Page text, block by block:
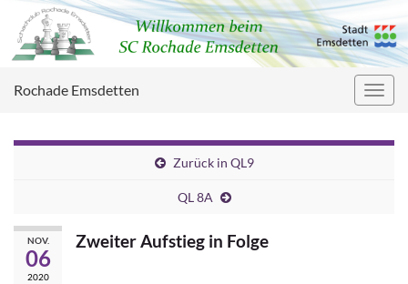
Rochade Emsdetten
Zurück in QL9
QL 8A
NOV.
06
2020
Zweiter Aufstieg in Folge